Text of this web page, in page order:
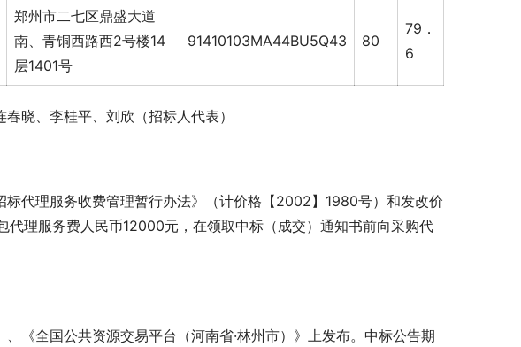
郑州市二七区鼎盛大道
南、青铜西路西2号楼14
层1401号
91410103MA44BU5Q43 80
79．
6
瑞林、连春晓、李桂平、刘欣（招标人代表）
代理服务收费管理暂行办法》（计价格【2002】1980号）和发改价
理服务费人民币12000元，在领取中标（成交）通知书前向采购代
《全国公共资源交易平台（河南省·林州市）》上发布。中标公告期